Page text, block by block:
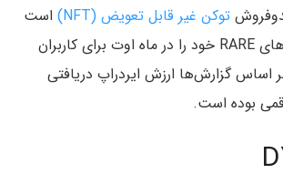
توکن غیر قابل تعویض (NFT)
است
و ۱۵ درصد از توکن‌های RARE خود را در ماه اوت برای کاربران
اساس گزارش‌ها ارزش ایردراپ دریافتی